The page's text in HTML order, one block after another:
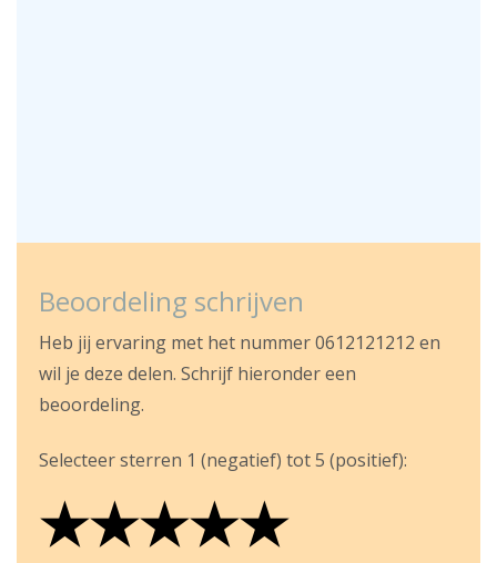
Beoordeling schrijven
Heb jij ervaring met het nummer 0612121212 en
wil je deze delen. Schrijf hieronder een
beoordeling.
Selecteer sterren 1 (negatief) tot 5 (positief):
★
★★
★★★
★★★★
★★★★★